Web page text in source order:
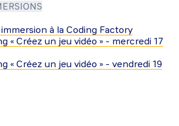
à la Coding Factory
« Créez un jeu vidéo » - mercredi 17
« Créez un jeu vidéo » - vendredi 19